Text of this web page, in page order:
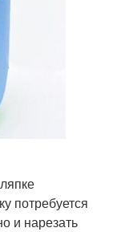
потребуется
и нарезать